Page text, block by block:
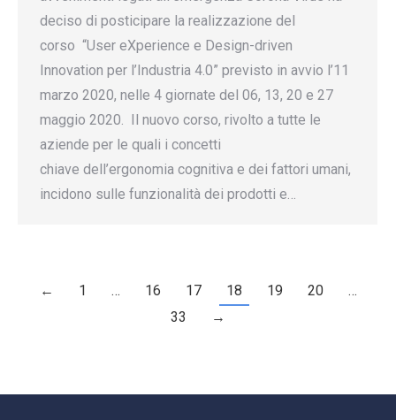
deciso di posticipare la realizzazione del
corso “User eXperience e Design-driven
Innovation per l’Industria 4.0” previsto in avvio l’11
marzo 2020, nelle 4 giornate del 06, 13, 20 e 27
maggio 2020. Il nuovo corso, rivolto a tutte le
aziende per le quali i concetti
chiave dell’ergonomia cognitiva e dei fattori umani,
incidono sulle funzionalità dei prodotti e…
← 1 … 16 17 18 19 20
…
33
→